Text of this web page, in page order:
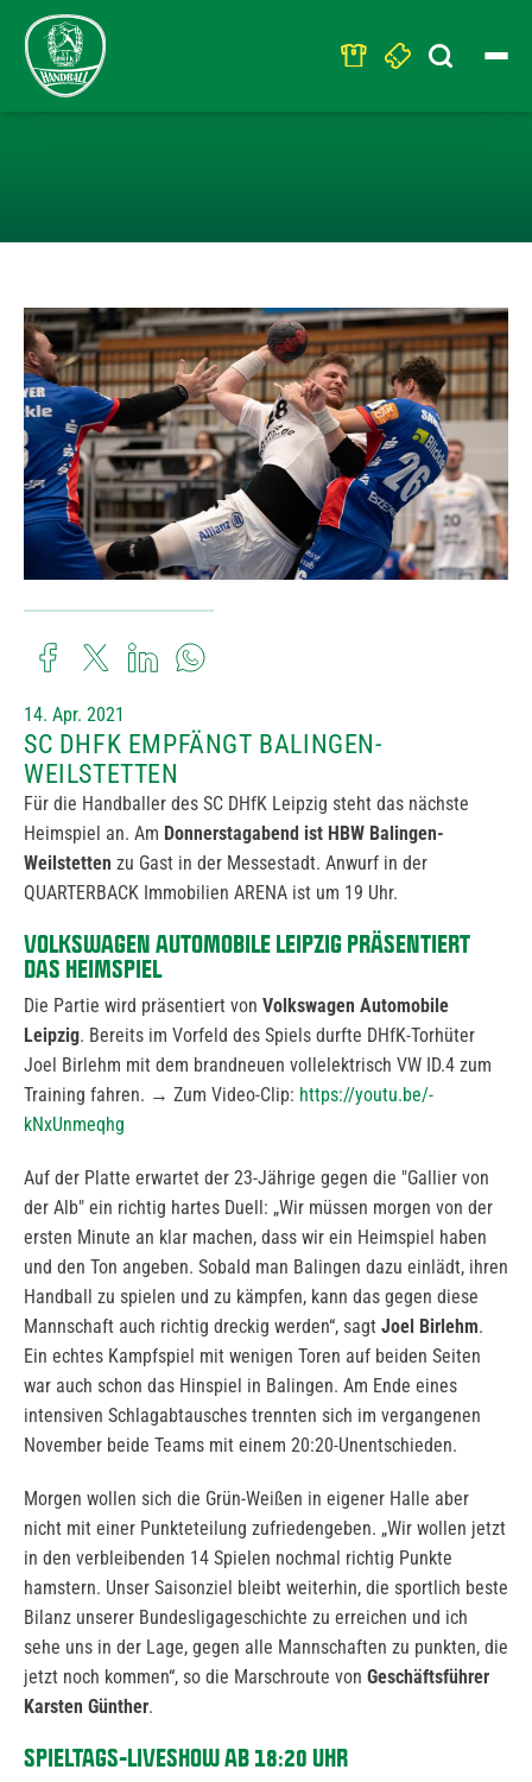
Search
for:
14. Apr. 2021
SC DHFK EMPFÄNGT BALINGEN-
WEILSTETTEN
Für die Handballer des SC DHfK Leipzig steht das nächste
Heimspiel an. Am Donnerstagabend ist HBW Balingen-
Weilstetten zu Gast in der Messestadt. Anwurf in der
QUARTERBACK Immobilien ARENA ist um 19 Uhr.
VOLKSWAGEN AUTOMOBILE LEIPZIG PRÄSENTIERT
DAS HEIMSPIEL
Die Partie wird präsentiert von Volkswagen Automobile
Leipzig. Bereits im Vorfeld des Spiels durfte DHfK-Torhüter
Joel Birlehm mit dem brandneuen vollelektrisch VW ID.4 zum
Training fahren. → Zum Video-Clip: https://youtu.be/-
kNxUnmeqhg
Auf der Platte erwartet der 23-Jährige gegen die "Gallier von
der Alb" ein richtig hartes Duell: „Wir müssen morgen von der
ersten Minute an klar machen, dass wir ein Heimspiel haben
und den Ton angeben. Sobald man Balingen dazu einlädt, ihren
Handball zu spielen und zu kämpfen, kann das gegen diese
Mannschaft auch richtig dreckig werden“, sagt Joel Birlehm.
Ein echtes Kampfspiel mit wenigen Toren auf beiden Seiten
war auch schon das Hinspiel in Balingen. Am Ende eines
intensiven Schlagabtausches trennten sich im vergangenen
November beide Teams mit einem 20:20-Unentschieden.
Morgen wollen sich die Grün-Weißen in eigener Halle aber
nicht mit einer Punkteteilung zufriedengeben. „Wir wollen jetzt
in den verbleibenden 14 Spielen nochmal richtig Punkte
hamstern. Unser Saisonziel bleibt weiterhin, die sportlich beste
Bilanz unserer Bundesligageschichte zu erreichen und ich
sehe uns in der Lage, gegen alle Mannschaften zu punkten, die
jetzt noch kommen“, so die Marschroute von Geschäftsführer
Karsten Günther.
SPIELTAGS-LIVESHOW AB 18:20 UHR